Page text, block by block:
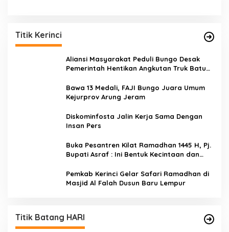
Titik Kerinci
Aliansi Masyarakat Peduli Bungo Desak
Pemerintah Hentikan Angkutan Truk Batu
Bawa 13 Medali, FAJI Bungo Juara Umum
Kejurprov Arung Jeram
Diskominfosta Jalin Kerja Sama Dengan
Insan Pers
Buka Pesantren Kilat Ramadhan 1445 H, Pj.
Bupati Asraf : Ini Bentuk Kecintaan dan
Kerinci
Pemkab Kerinci Gelar Safari Ramadhan di
Masjid Al Falah Dusun Baru Lempur
Titik Batang HARI